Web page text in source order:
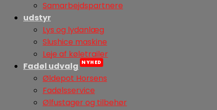
Samarbejdspartnere
udstyr
Lys og lydanlæg
Slushice maskine
Leje af køletrailer
Fadøl udvalg
Øldepot Horsens
Fadølsservice
Ølfustager og tilbehør